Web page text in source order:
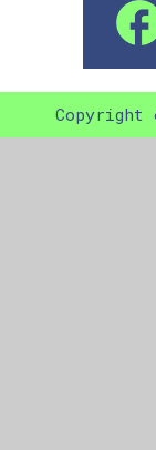
Copyright